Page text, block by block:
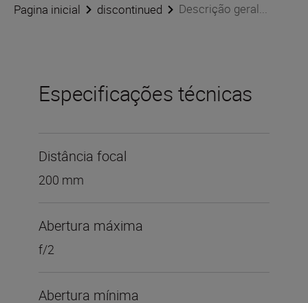
Pagina inicial discontinued Descrição geral...
Especificações técnicas
Distância focal
200 mm
Abertura máxima
f/2
Abertura mínima